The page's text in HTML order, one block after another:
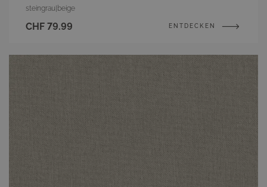
steingrau beige
CHF 79.99 ENTDECKEN